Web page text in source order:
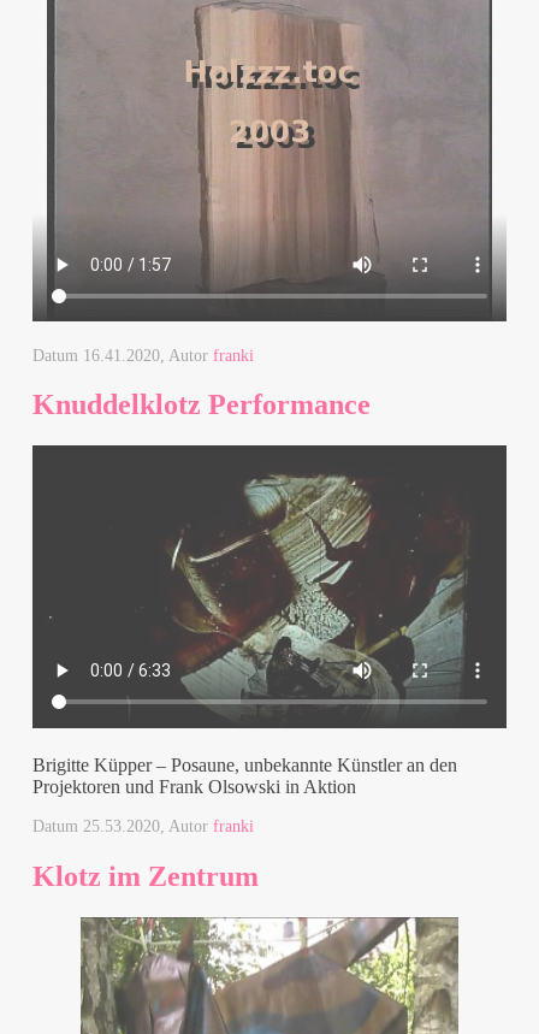
Datum 16.41.2020 , Autorfranki
Knuddelklotz Performance
Brigitte Küpper – Posaune, unbekannte Künstler an den
Projektoren und Frank Olsowski in Aktion
Datum25.53.2020, Autorfranki
Klotz im Zentrum